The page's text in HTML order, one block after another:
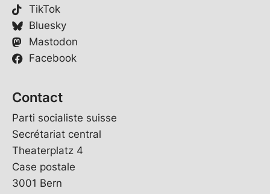
TikTok
Bluesky
Mastodon
Facebook
Contact
Parti socialiste suisse
Secrétariat central
Theaterplatz 4
Case postale
3001 Bern